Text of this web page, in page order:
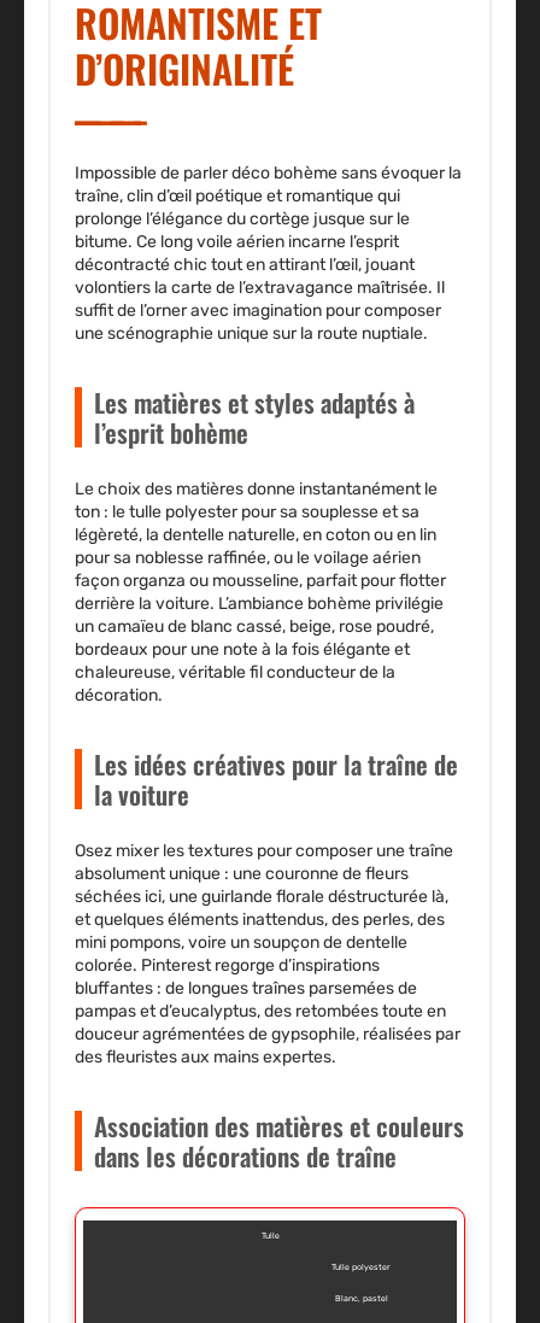
ROMANTISME ET
D’ORIGINALITÉ
Impossible de parler déco bohème sans évoquer la
traîne, clin d’œil poétique et romantique qui
prolonge l’élégance du cortège jusque sur le
bitume. Ce long voile aérien incarne l’esprit
décontracté chic tout en attirant l’œil, jouant
volontiers la carte de l’extravagance maîtrisée. Il
suffit de l’orner avec imagination pour composer
une scénographie unique sur la route nuptiale.
Les matières et styles adaptés à
l’esprit bohème
Le choix des matières donne instantanément le
ton : letulle polyesterpour sa souplesse et sa
légèreté, la dentelle naturelle,en coton ou en lin
pour sa noblesse raffinée, ou levoilageaérien
façon organza ou mousseline, parfait pour flotter
derrière la voiture. L’ambiance bohème privilégie
un camaïeu de blanc cassé, beige, rose poudré,
bordeaux pour une note à la fois élégante et
chaleureuse, véritable fil conducteur de la
décoration.
Les idées créatives pour la traîne de
la voiture
Osez mixer les textures pour composer une traîne
absolument unique : une couronne de fleurs
séchées ici, une guirlande florale déstructurée là,
et quelques éléments inattendus, des perles, des
mini pompons, voire un soupçon de dentelle
colorée. Pinterest regorge d’inspirations
bluffantes : de longues traînes parsemées de
pampas et d’eucalyptus, des retombées toute en
douceur agrémentées de gypsophile, réalisées par
des fleuristes aux mains expertes.
Association des matières et couleurs
dans les décorations de traîne
Tulle
Tulle polyester
Blanc, pastel